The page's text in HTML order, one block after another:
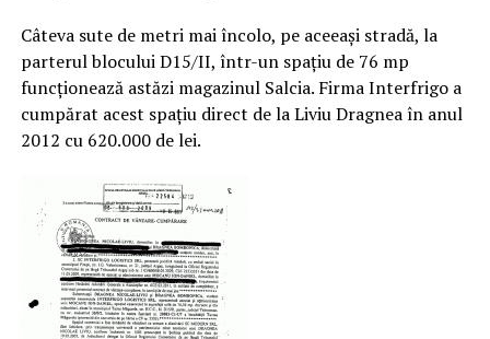
Câteva sute de metri mai încolo, pe aceeași stradă, la
parterul blocului D15/II, într-un spațiu de 76 mp
funcționează astăzi magazinul Salcia. Firma Interfrigo a
cumpărat acest spațiu direct de la Liviu Dragnea în anul
2012 cu 620.000 de lei.